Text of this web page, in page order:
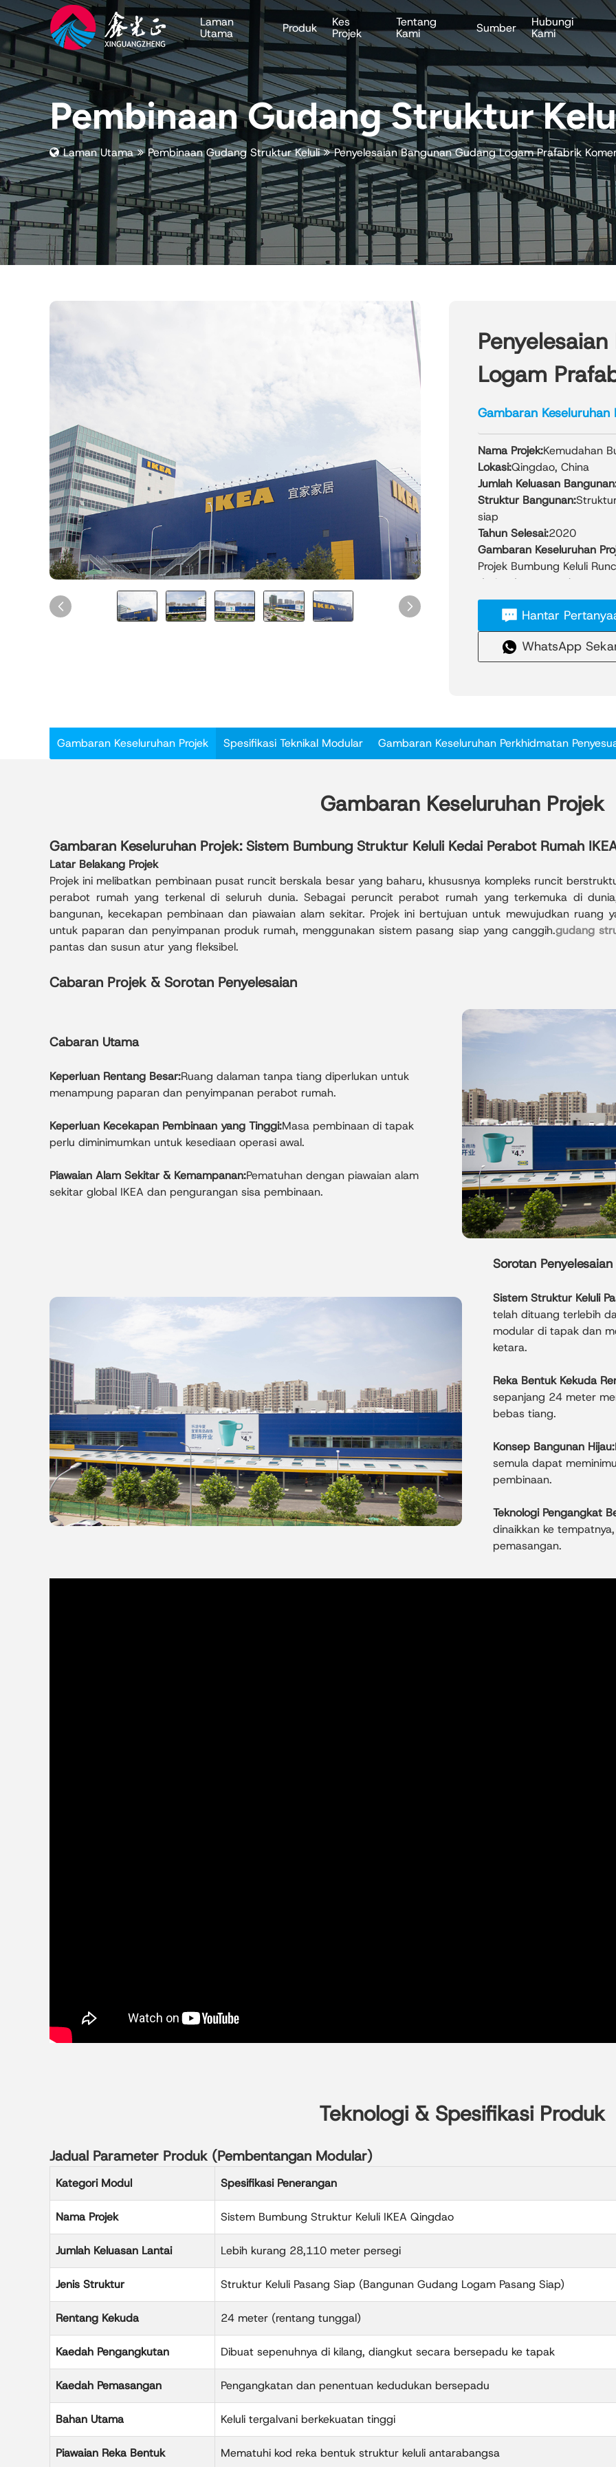
Laman
Utama
Produk
Kes
Projek
Tentang
Kami
Sumber
Hubungi
Kami
Pembinaan Gudang Struktur
Laman Utama Pembinaan Gudang Struktur Keluli Penyelesaian Bangunan Gudang Logam Prafabrik
Logam
Gambaran Keseluruhan
Nama Projek:Kemudahan
Lokasi:Qingdao, China
Jumlah Keluasan
Struktur Bangunan:
siap
Tahun Selesai:2020
Gambaran Keseluruhan
Projek Bumbung Keluli
daripada pengembangan
rumah yang berpangkalan
kelengkapan rumah
syarikat kami di Qingdao,
siap rentang besar yang
komersial volum tinggi.
komponen kekuda telah
dan diangkat ke
Sebagai sebuah
ini memberikan ketahanan
logistik runcit global dan
Hantar
WhatsApp
Gambaran Keseluruhan Projek Spesifikasi Teknikal Modular Gambaran Keseluruhan Perkhidmatan
Gambaran Keseluruhan Projek
Gambaran Keseluruhan Projek: Sistem Bumbung Struktur Keluli Kedai Perabot Rumah
Latar Belakang Projek
Projek ini melibatkan pembinaan pusat runcit berskala besar yang baharu, khususnya kompleks runcit
perabot rumah yang terkenal di seluruh dunia. Sebagai peruncit perabot rumah yang terkemuka di
bangunan, kecekapan pembinaan dan piawaian alam sekitar. Projek ini bertujuan untuk mewujudkan
untuk paparan dan penyimpanan produk rumah, menggunakan sistem pasang siap yang canggih.gudang
pantas dan susun atur yang fleksibel.
Cabaran Projek & Sorotan Penyelesaian
Cabaran Utama
Keperluan Rentang Besar:Ruang dalaman tanpa tiang diperlukan untuk
menampung paparan dan penyimpanan perabot rumah.
Keperluan Kecekapan Pembinaan yang Tinggi:Masa pembinaan di tapak
perlu diminimumkan untuk kesediaan operasi awal.
Piawaian Alam Sekitar & Kemampanan:Pematuhan dengan piawaian alam
sekitar global IKEA dan pengurangan sisa pembinaan.
Sorotan Penyelesaian
Sistem Struktur Keluli
telah dituang terlebih
modular di tapak dan
ketara.
Reka Bentuk Kekuda
sepanjang 24 meter
bebas tiang.
Konsep Bangunan Hijau:
semula dapat
pembinaan.
Teknologi Pengangkat
dinaikkan ke
pemasangan.
Teknologi & Spesifikasi Produk
Jadual Parameter Produk (Pembentangan Modular)
Kategori Modul Spesifikasi Penerangan
Nama Projek Sistem Bumbung Struktur Keluli IKEA Qingdao
Jumlah Keluasan Lantai Lebih kurang 28,110 meter persegi
Jenis Struktur Struktur Keluli Pasang Siap (Bangunan Gudang Logam Pasang Siap)
Rentang Kekuda 24 meter (rentang tunggal)
Kaedah Pengangkutan Dibuat sepenuhnya di kilang, diangkut secara bersepadu ke tapak
Kaedah Pemasangan Pengangkatan dan penentuan kedudukan bersepadu
Bahan Utama Keluli tergalvani berkekuatan tinggi
Piawaian Reka Bentuk Mematuhi kod reka bentuk struktur keluli antarabangsa